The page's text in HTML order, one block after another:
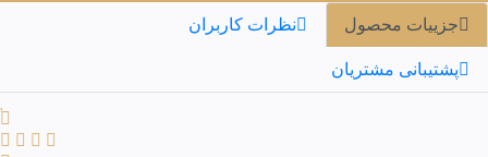
جزییات محصول نظرات کاربران
پشتیبانی مشتریان